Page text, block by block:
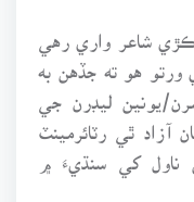
شاعر واري رهي
هو ته جڏهن به
يونين ليڊرن جي
آزاد ٿي رٽائرمينٽ
ناول کي سنڌيءَ ۾